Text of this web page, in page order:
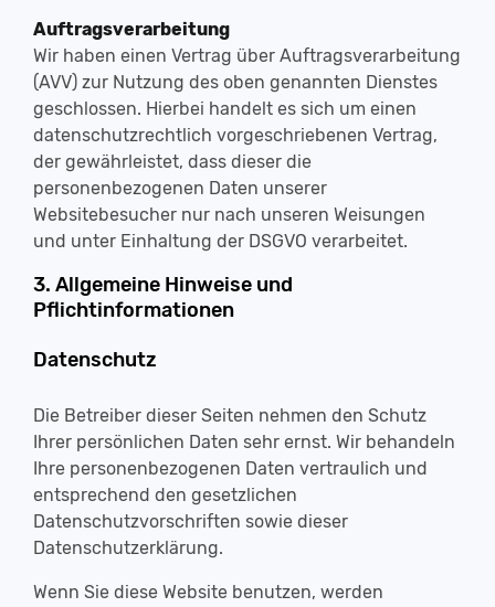
Auftragsverarbeitung
Wir haben einen Vertrag über Auftragsverarbeitung
(AVV) zur Nutzung des oben genannten Dienstes
geschlossen. Hierbei handelt es sich um einen
datenschutzrechtlich vorgeschriebenen Vertrag,
der gewährleistet, dass dieser die
personenbezogenen Daten unserer
Websitebesucher nur nach unseren Weisungen
und unter Einhaltung der DSGVO verarbeitet.
3. Allgemeine Hinweise und
Pflichtinformationen
Datenschutz
Die Betreiber dieser Seiten nehmen den Schutz
Ihrer persönlichen Daten sehr ernst. Wir behandeln
Ihre personenbezogenen Daten vertraulich und
entsprechend den gesetzlichen
Datenschutzvorschriften sowie dieser
Datenschutzerklärung.
Wenn Sie diese Website benutzen, werden